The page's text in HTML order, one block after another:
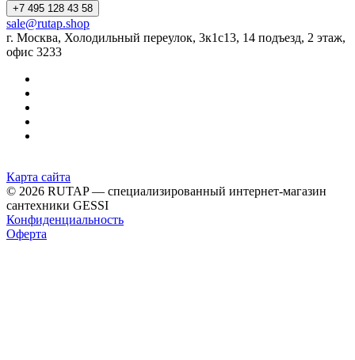
+7 495 128 43 58
sale@rutap.shop
г. Москва, Холодильный переулок, 3к1с13, 14 подъезд, 2 этаж,
офис 3233
Карта сайта
© 2026 RUTAP — специализированный интернет-магазин
сантехники GESSI
Конфиденциальность
Оферта